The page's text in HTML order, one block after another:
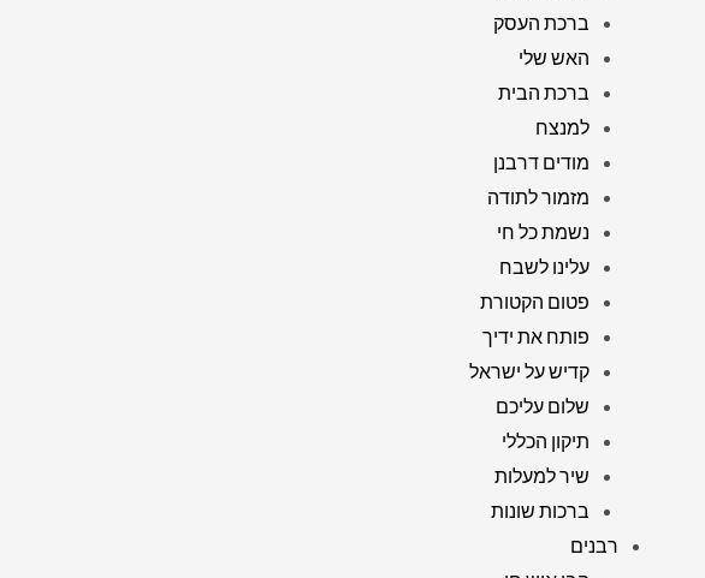
ברכת העסק
האש שלי
ברכת הבית
למנצח
מודים דרבנן
מזמור לתודה
נשמת כל חי
עלינו לשבח
פטום הקטורת
פותח את ידיך
קדיש על ישראל
שלום עליכם
תיקון הכללי
שיר למעלות
ברכות שונות
רבנים